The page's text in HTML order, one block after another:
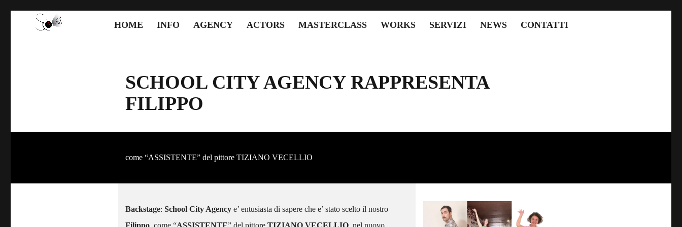
HOME INFO AGENCY ACTORS MASTERCLASS WORKS SERVIZI NEWS CONTATTI
SCHOOL CITY AGENCY RAPPRESENTA
FILIPPO
come “ASSISTENTE” del pittore TIZIANO VECELLIO
Backstage: School City Agency e’ entusiasta di sapere che e’ stato scelto il nostro
SCACTORS – GIORGIA
PROTAGONISTA DEL NUOVO